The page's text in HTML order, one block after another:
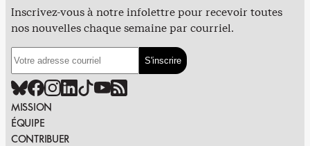
Inscrivez-vous à notre infolettre pour recevoir toutes
nos nouvelles chaque semaine par courriel.
MISSION
ÉQUIPE
CONTRIBUER